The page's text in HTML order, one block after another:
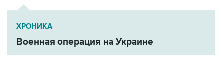
ХРОНИКА
Военная операция на Украине